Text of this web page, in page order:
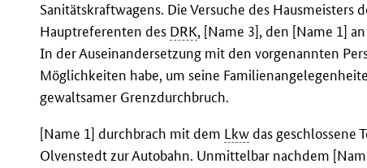
Sanitätskraftwagens. Die Versuche des Hausmeisters
Hauptreferenten des DRK, [Name 3], den [Name 1]
In der Auseinandersetzung mit den vorgenannten
Möglichkeiten habe, um seine
gewaltsamer Grenzdurchbruch.
[Name 1] durchbrach mit dem Lkwdas geschlossene
Olvenstedt zur Autobahn. Unmittelbar nachdem